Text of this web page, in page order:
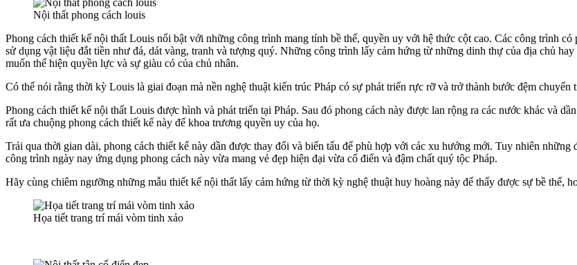
Nội thất phong cách louis
Phong cách thiết kế nội thất Louis nổi bật với những công trình mang tính bề thế, quyền uy với hệ thức cột cao. Các công trình
sử dụng vật liệu đắt tiền như đá, dát vàng, tranh và tượng quý. Những công trình lấy cảm hứng từ những dinh thự của địa chủ
muốn thể hiện quyền lực và sự giàu có của chủ nhân.
Có thể nói rằng thời kỳ Louis là giai đoạn mà nền nghệ thuật kiến trúc Pháp có sự phát triển rực rỡ và trở thành bước đệm chuyển
Phong cách thiết kế nội thất Louis được hình và phát triển tại Pháp. Sau đó phong cách này được lan rộng ra các nước khác và
rất ưa chuộng phong cách thiết kế này để khoa trương quyền uy của họ.
Trải qua thời gian dài, phong cách thiết kế này dần được thay đổi và biến tấu để phù hợp với các xu hướng mới. Tuy nhiên
công trình ngày nay ứng dụng phong cách này vừa mang vẻ đẹp hiện đại vừa cổ điển và đậm chất quý tộc Pháp.
Hãy cùng chiêm ngưỡng những mẫu thiết kế nội thất lấy cảm hứng từ thời kỳ nghệ thuật huy hoàng này để thấy được sự bề thế,
Họa tiết trang trí mái vòm tinh xảo